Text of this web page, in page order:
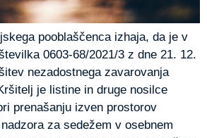
pooblaščenca izhaja, da je v
0603-68/2021/3 z dne 21. 12.
nezadostnega zavarovanja
je listine in druge nosilce
prenašanju izven prostorov
za sedežem v osebnem